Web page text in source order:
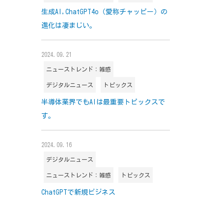
生成AI,ChatGPT4o（愛称チャッピー）の
進化は凄まじい。
2024.09.21
ニューストレンド：雑感
デジタルニュース トピックス
半導体業界でもAIは最重要トピックスで
す。
2024.09.16
デジタルニュース
ニューストレンド：雑感 トピックス
ChatGPTで新規ビジネス